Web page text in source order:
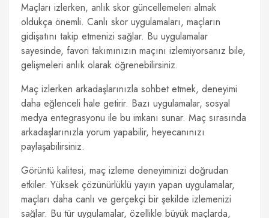
Maçları izlerken, anlık skor güncellemeleri almak
oldukça önemli. Canlı skor uygulamaları, maçların
gidişatını takip etmenizi sağlar. Bu uygulamalar
sayesinde, favori takımınızın maçını izlemiyorsanız bile,
gelişmeleri anlık olarak öğrenebilirsiniz.
Maç izlerken arkadaşlarınızla sohbet etmek, deneyimi
daha eğlenceli hale getirir. Bazı uygulamalar, sosyal
medya entegrasyonu ile bu imkanı sunar. Maç sırasında
arkadaşlarınızla yorum yapabilir, heyecanınızı
paylaşabilirsiniz.
Görüntü kalitesi, maç izleme deneyiminizi doğrudan
etkiler. Yüksek çözünürlüklü yayın yapan uygulamalar,
maçları daha canlı ve gerçekçi bir şekilde izlemenizi
sağlar. Bu tür uygulamalar, özellikle büyük maçlarda,